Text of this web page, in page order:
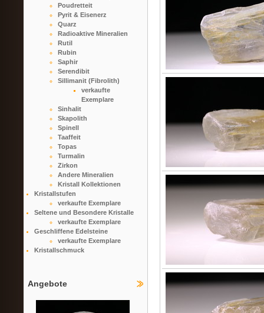
Poudretteit
Pyrit & Eisenerz
Quarz
Radioaktive Mineralien
Rutil
Rubin
Saphir
Serendibit
Sillimanit (Fibrolith)
verkaufte
Exemplare
Sinhalit
Skapolith
Spinell
Taaffeit
Topas
Turmalin
Zirkon
Andere Mineralien
Kristall Kollektionen
Kristallstufen
verkaufte Exemplare
Seltene und Besondere Kristalle
verkaufte Exemplare
Geschliffene Edelsteine
verkaufte Exemplare
Kristallschmuck
Angebote